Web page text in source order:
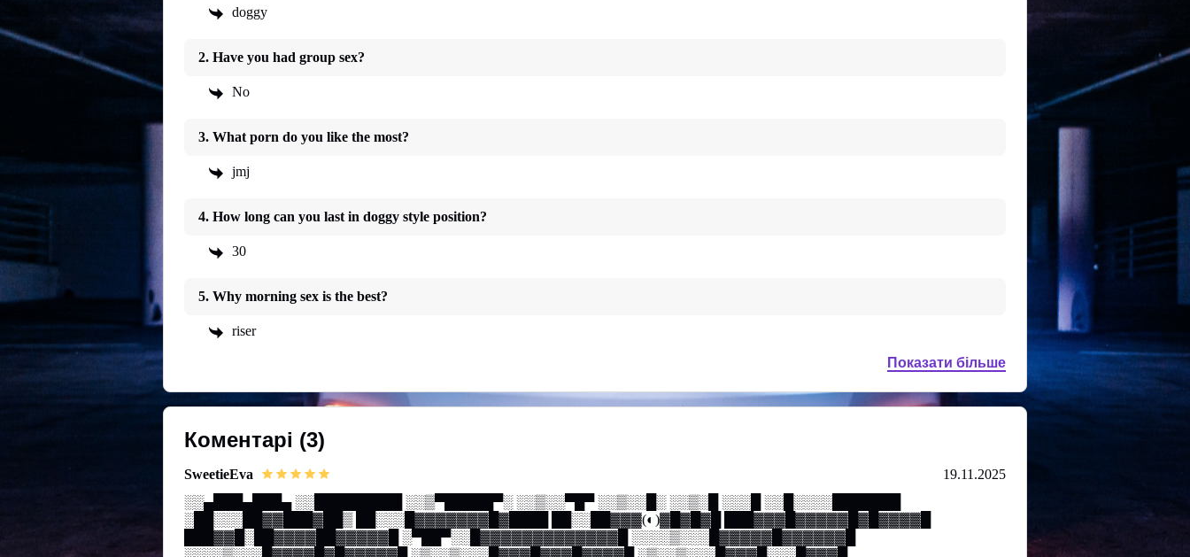
doggy
2. Have you had group sex?
No
3. What porn do you like the most?
jmj
4. How long can you last in doggy style position?
30
5. Why morning sex is the best?
riser
Показати більше
Коментарі (3)
SweetieEva
19.11.2025
░░▄███▄███▄ ░░█████████ ░░▒▀█████▀░ ░░▒░░▀█▀ ░░▒░░█░ ░░▒░█ ░░░█ ░░█░░░░███████
░██░░░██▓▓███▓██▒ ██░░░█▓▓▓▓▓▓▓█▓████ ██░░██▓▓▓(◐)▓█▓█▓█ ███▓▓▓█▓▓▓▓▓█▓█▓▓▓▓█
███▓▓█░██▓▓▓▓██▓▓▓▓▓█ ░▀██▀░░█▓▓▓▓▓▓▓▓▓▓▓▓▓█ ░░░░▒░░░█▓▓▓▓▓█▓▓▓▓▓▓█